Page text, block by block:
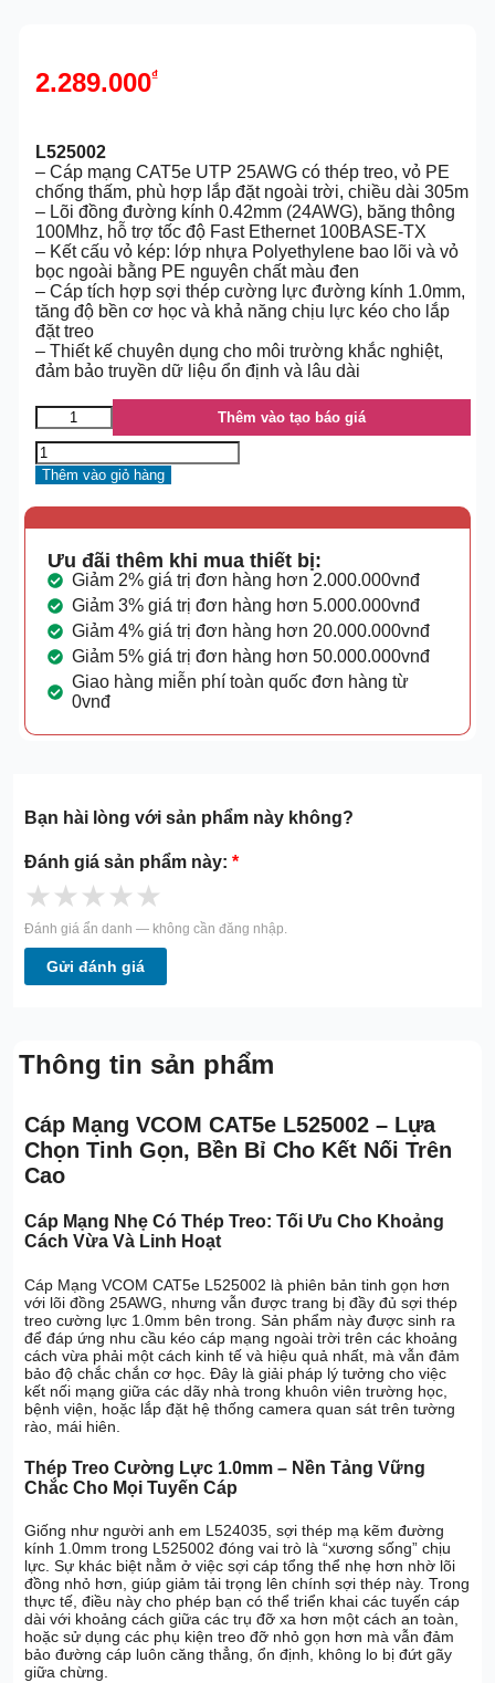
2.289.000₫
L525002
– Cáp mạng CAT5e UTP 25AWG có thép treo, vỏ PE
chống thấm, phù hợp lắp đặt ngoài trời, chiều dài 305m
– Lõi đồng đường kính 0.42mm (24AWG), băng thông
100Mhz, hỗ trợ tốc độ Fast Ethernet 100BASE-TX
– Kết cấu vỏ kép: lớp nhựa Polyethylene bao lõi và vỏ
bọc ngoài bằng PE nguyên chất màu đen
– Cáp tích hợp sợi thép cường lực đường kính 1.0mm,
tăng độ bền cơ học và khả năng chịu lực kéo cho lắp
đặt treo
– Thiết kế chuyên dụng cho môi trường khắc nghiệt,
đảm bảo truyền dữ liệu ổn định và lâu dài
Thêm vào tạo báo giá
Thêm vào giỏ hàng
Ưu đãi thêm khi mua thiết bị:
Giảm 2% giá trị đơn hàng hơn 2.000.000vnđ
Giảm 3% giá trị đơn hàng hơn 5.000.000vnđ
Giảm 4% giá trị đơn hàng hơn 20.000.000vnđ
Giảm 5% giá trị đơn hàng hơn 50.000.000vnđ
Giao hàng miễn phí toàn quốc đơn hàng từ
0vnđ
Thông tin sản phẩm
Cáp Mạng VCOM CAT5e L525002 – Lựa
Chọn Tinh Gọn, Bền Bỉ Cho Kết Nối Trên
Cao
Cáp Mạng Nhẹ Có Thép Treo: Tối Ưu Cho Khoảng
Cách Vừa Và Linh Hoạt
Cáp Mạng VCOM CAT5e L525002 là phiên bản tinh gọn hơn
với lõi đồng 25AWG, nhưng vẫn được trang bị đầy đủ sợi thép
treo cường lực 1.0mm bên trong. Sản phẩm này được sinh ra
để đáp ứng nhu cầu kéo cáp mạng ngoài trời trên các khoảng
cách vừa phải một cách kinh tế và hiệu quả nhất, mà vẫn đảm
bảo độ chắc chắn cơ học. Đây là giải pháp lý tưởng cho việc
kết nối mạng giữa các dãy nhà trong khuôn viên trường học,
bệnh viện, hoặc lắp đặt hệ thống camera quan sát trên tường
rào, mái hiên.
Thép Treo Cường Lực 1.0mm – Nền Tảng Vững
Chắc Cho Mọi Tuyến Cáp
Giống như người anh em L524035, sợi thép mạ kẽm đường
kính 1.0mm trong L525002 đóng vai trò là “xương sống” chịu
lực. Sự khác biệt nằm ở việc sợi cáp tổng thể nhẹ hơn nhờ lõi
đồng nhỏ hơn, giúp giảm tải trọng lên chính sợi thép này. Trong
thực tế, điều này cho phép bạn có thể triển khai các tuyến cáp
dài với khoảng cách giữa các trụ đỡ xa hơn một cách an toàn,
hoặc sử dụng các phụ kiện treo đỡ nhỏ gọn hơn mà vẫn đảm
bảo đường cáp luôn căng thẳng, ổn định, không lo bị đứt gãy
giữa chừng.
Bạn hài lòng với sản phẩm này không?
Đánh giá sản phẩm này:*
★★★★★
Đánh giá ẩn danh — không cần đăng nhập.
Gửi đánh giá